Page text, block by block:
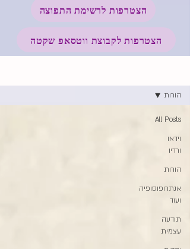
הצטרפות לרשימת התפוצה
הצטרפות לקבוצת ווטסאפ שקטה
All Posts
וידאו
ורדיו
הורות
אנתרופוסופיה
ועוד
תודעה
עצמית
הורות